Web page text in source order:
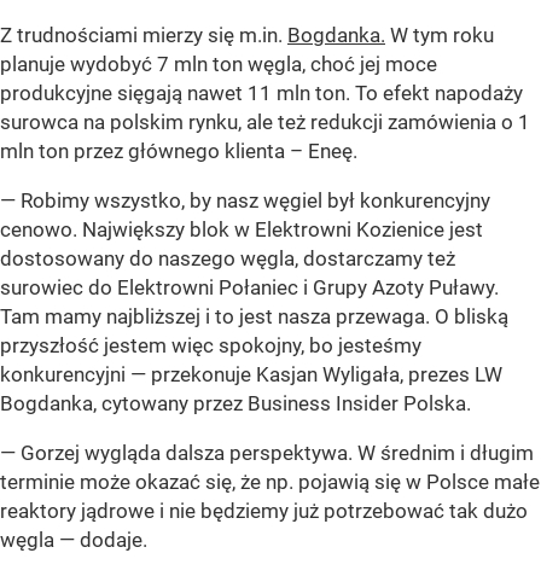
Z trudnościami mierzy się m.in. Bogdanka. W tym roku
planuje wydobyć 7 mln ton węgla, choć jej moce
produkcyjne sięgają nawet 11 mln ton. To efekt napodaży
surowca na polskim rynku, ale też redukcji zamówienia o 1
mln ton przez głównego klienta – Eneę.
— Robimy wszystko, by nasz węgiel był konkurencyjny
cenowo. Największy blok w Elektrowni Kozienice jest
dostosowany do naszego węgla, dostarczamy też
surowiec do Elektrowni Połaniec i Grupy Azoty Puławy.
Tam mamy najbliższej i to jest nasza przewaga. O bliską
przyszłość jestem więc spokojny, bo jesteśmy
konkurencyjni — przekonuje Kasjan Wyligała, prezes LW
Bogdanka, cytowany przez Business Insider Polska.
— Gorzej wygląda dalsza perspektywa. W średnim i długim
terminie może okazać się, że np. pojawią się w Polsce małe
reaktory jądrowe i nie będziemy już potrzebować tak dużo
węgla — dodaje.